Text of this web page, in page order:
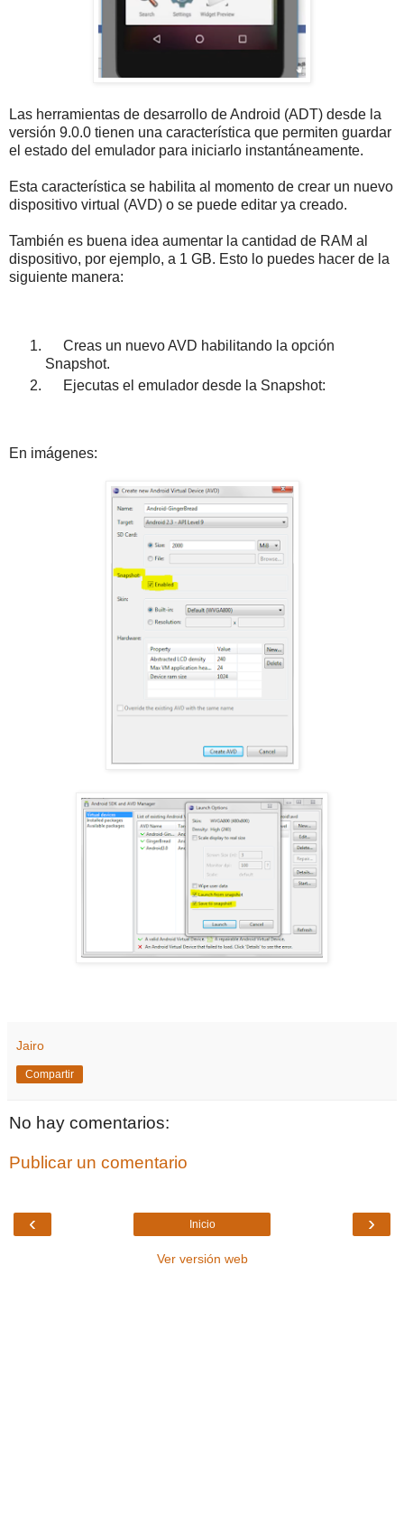
Las herramientas de desarrollo de Android (ADT) desde la
versión 9.0.0 tienen una característica que permiten guardar
el estado del emulador para iniciarlo instantáneamente.
Esta característica se habilita al momento de crear un nuevo
dispositivo virtual (AVD) o se puede editar ya creado.
También es buena idea aumentar la cantidad de RAM al
dispositivo, por ejemplo, a 1 GB. Esto lo puedes hacer de la
siguiente manera:
Creas un nuevo AVD habilitando la opción
Snapshot.
Ejecutas el emulador desde la Snapshot:
En imágenes:
Jairo
Compartir
No hay comentarios:
Publicar un comentario
‹ ›
Inicio
Ver versión web